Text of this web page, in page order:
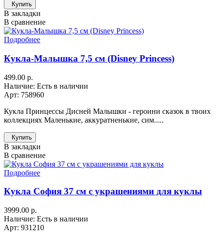
Купить
В закладки
В сравнение
Подробнее
Кукла-Малышка 7,5 см (Disney Princess)
499.00 р.
Наличие: Есть в наличии
Арт: 758960
Кукла Принцессы Дисней Малышки - героини сказок в твоих
коллекциях Маленькие, аккуратненькие, сим.....
Купить
В закладки
В сравнение
Подробнее
Кукла София 37 см с украшениями для куклы
3999.00 р.
Наличие: Есть в наличии
Арт: 931210